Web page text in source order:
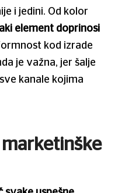
i jedini. Od kolor
element doprinosi
kod izrade
je važna, jer šalje
kanale kojima